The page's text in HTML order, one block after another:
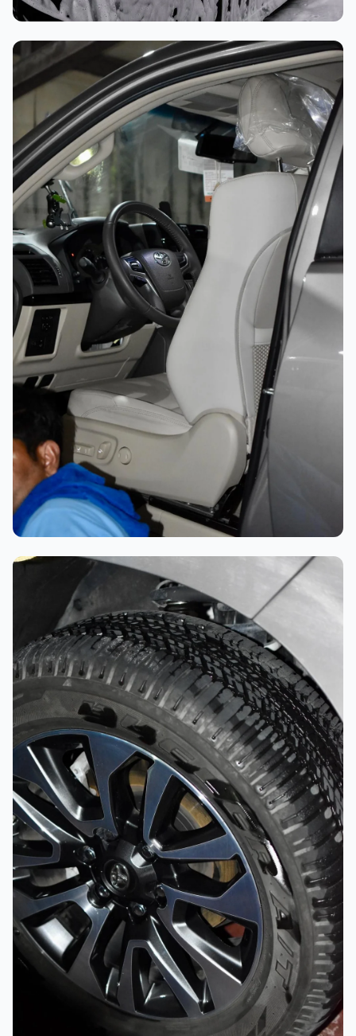
غسيل رغوي
تلميع احترافي